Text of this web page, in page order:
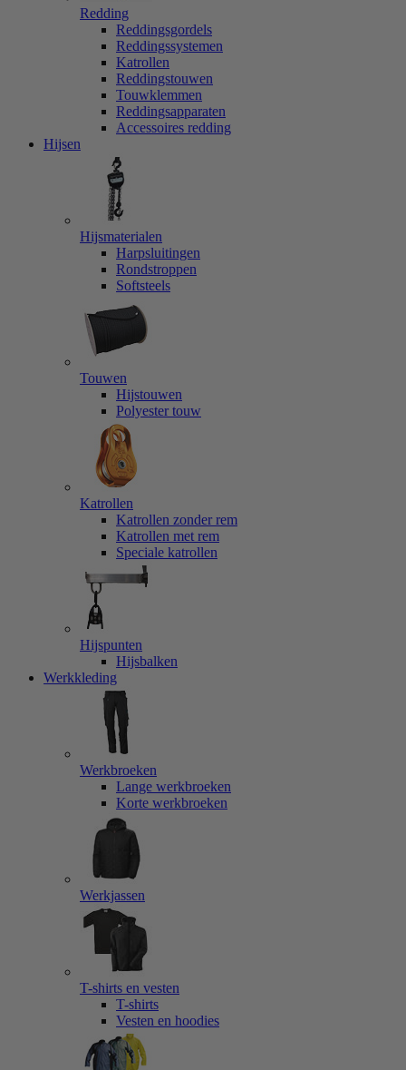
Redding
Reddingsgordels
Reddingssystemen
Katrollen
Reddingstouwen
Touwklemmen
Reddingsapparaten
Accessoires redding
Hijsen
Hijsmaterialen
Harpsluitingen
Rondstroppen
Softsteels
Touwen
Hijstouwen
Polyester touw
Katrollen
Katrollen zonder rem
Katrollen met rem
Speciale katrollen
Hijspunten
Hijsbalken
Werkkleding
Werkbroeken
Lange werkbroeken
Korte werkbroeken
Werkjassen
T-shirts en vesten
T-shirts
Vesten en hoodies